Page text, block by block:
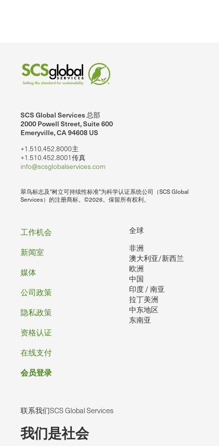
SCS Global Services 总部
2000 Powell Street, Suite 600
Emeryville, CA 94608 US
+1.510.452.8000主
+1.510.452.8001传真
info@scsglobalservices.com
翠鸟标志及"树立可持续性标准"为科学认证系统公司（SCS Global
Services）的注册商标。©2026。保留所有权利。
全球
非洲
澳大利亚/新西兰
欧洲
中国
印度 / 南亚
拉丁美洲
中东地区
东南亚
页
脚
工作机会
新闻室
媒体
公司政策
隐私政策
资格认证
在线支付
会员登录
联系我们SCS Global Services
我们是社会